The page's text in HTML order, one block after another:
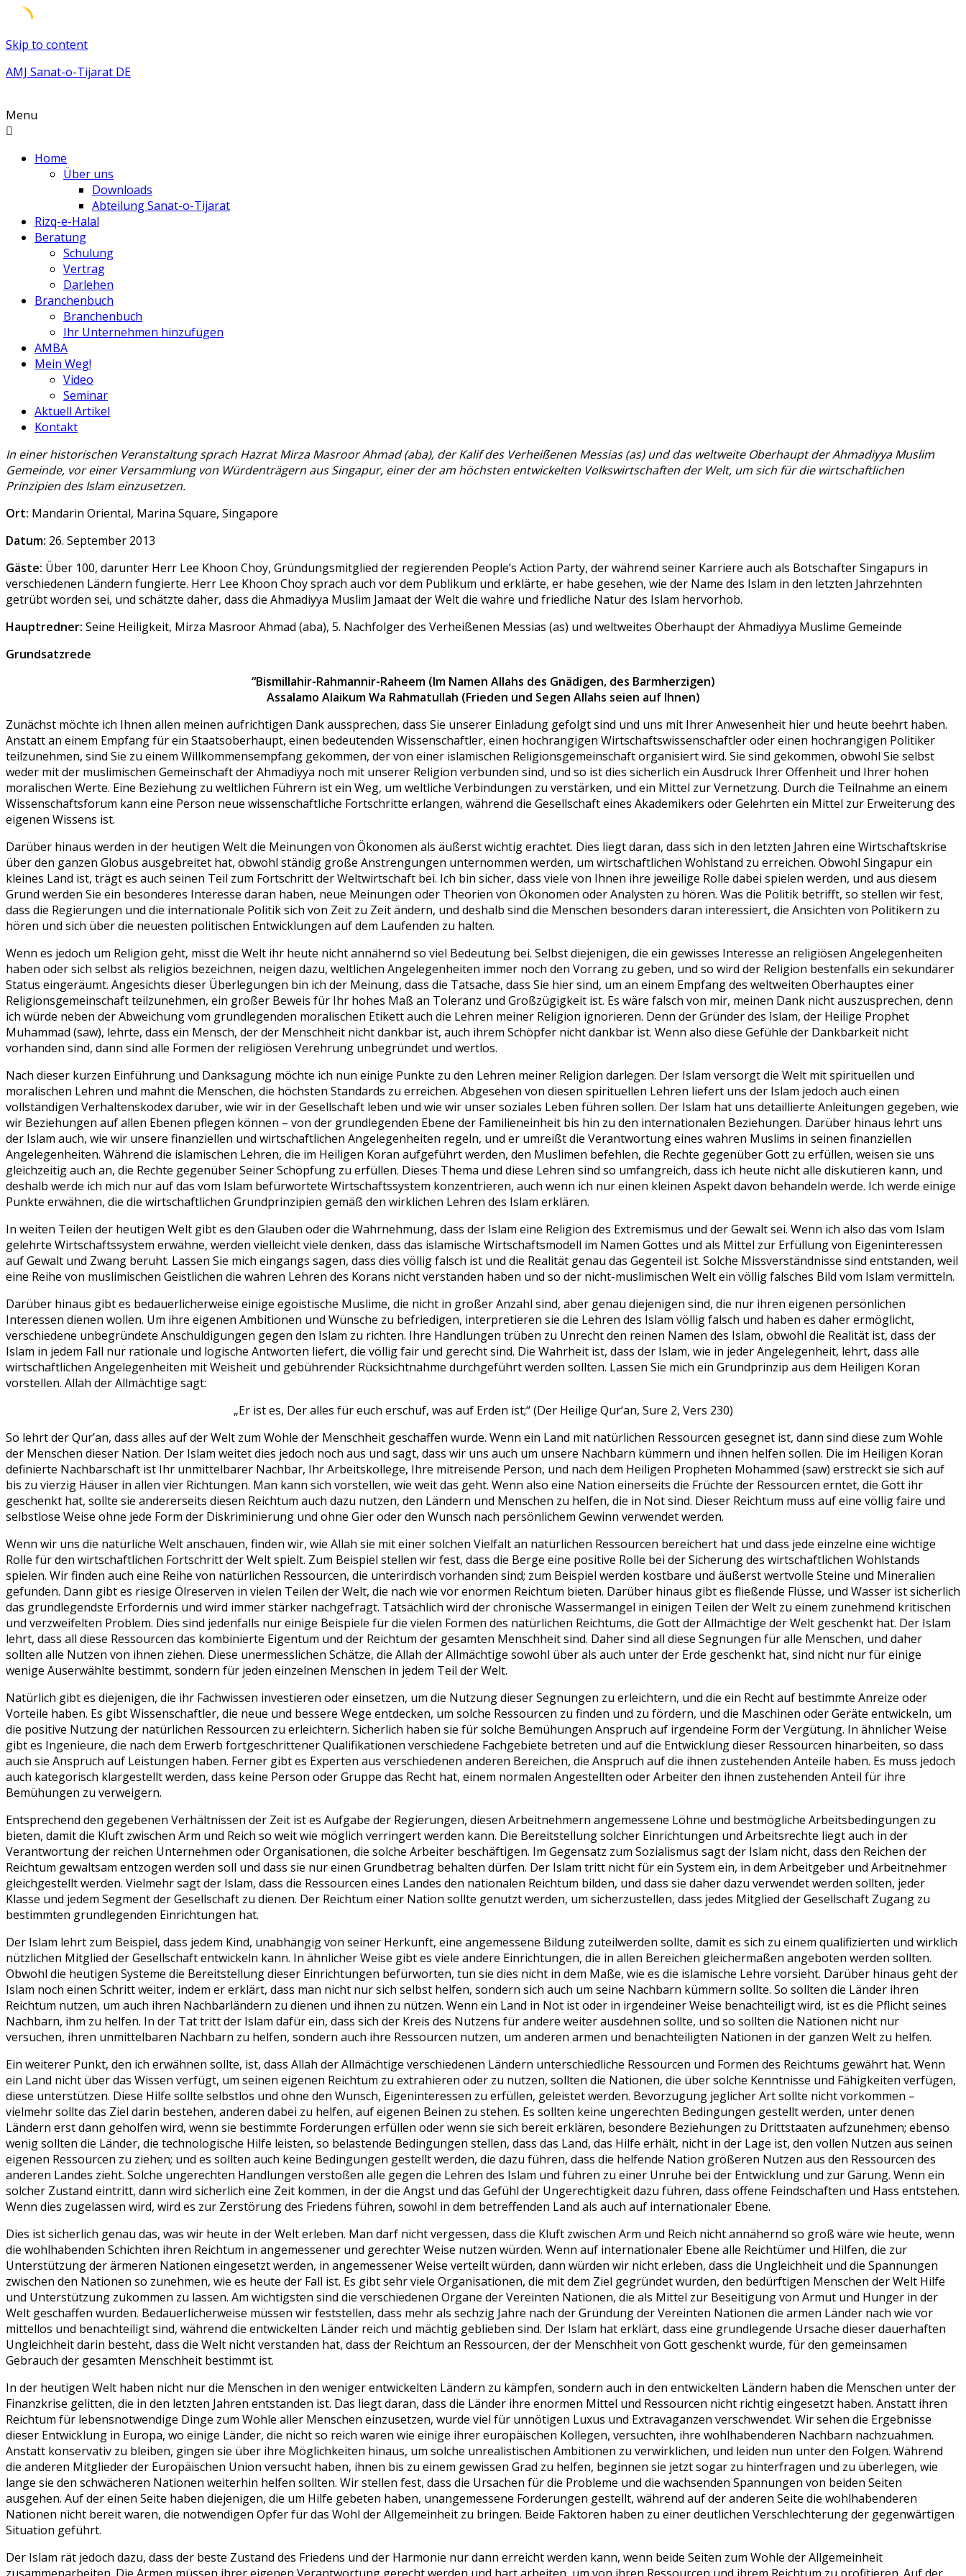
Skip to content
AMJ Sanat-o-Tijarat DE
Menu
Home
Über uns
Downloads
Abteilung Sanat-o-Tijarat
Rizq-e-Halal
Beratung
Schulung
Vertrag
Darlehen
Branchenbuch
Branchenbuch
Ihr Unternehmen hinzufügen
AMBA
Mein Weg!
Video
Seminar
Aktuell Artikel
Kontakt
In einer historischen Veranstaltung sprach Hazrat Mirza Masroor Ahmad (aba), der Kalif des Verheißenen Messias (as) und das weltweite Oberhaupt der Ahmadiyya Muslim
Gemeinde, vor einer Versammlung von Würdenträgern aus Singapur, einer der am höchsten entwickelten Volkswirtschaften der Welt, um sich für die wirtschaftlichen
Prinzipien des Islam einzusetzen.
Ort: Mandarin Oriental, Marina Square, Singapore
Datum: 26. September 2013
Gäste: Über 100, darunter Herr Lee Khoon Choy, Gründungsmitglied der regierenden People’s Action Party, der während seiner Karriere auch als Botschafter Singapurs in
verschiedenen Ländern fungierte. Herr Lee Khoon Choy sprach auch vor dem Publikum und erklärte, er habe gesehen, wie der Name des Islam in den letzten Jahrzehnten
getrübt worden sei, und schätzte daher, dass die Ahmadiyya Muslim Jamaat der Welt die wahre und friedliche Natur des Islam hervorhob.
Hauptredner: Seine Heiligkeit, Mirza Masroor Ahmad (aba), 5. Nachfolger des Verheißenen Messias (as) und weltweites Oberhaupt der Ahmadiyya Muslime Gemeinde
Grundsatzrede
“Bismillahir-Rahmannir-Raheem (Im Namen Allahs des Gnädigen, des Barmherzigen)
Assalamo Alaikum Wa Rahmatullah (Frieden und Segen Allahs seien auf Ihnen)
Zunächst möchte ich Ihnen allen meinen aufrichtigen Dank aussprechen, dass Sie unserer Einladung gefolgt sind und uns mit Ihrer Anwesenheit hier und heute beehrt haben.
Anstatt an einem Empfang für ein Staatsoberhaupt, einen bedeutenden Wissenschaftler, einen hochrangigen Wirtschaftswissenschaftler oder einen hochrangigen Politiker
teilzunehmen, sind Sie zu einem Willkommensempfang gekommen, der von einer islamischen Religionsgemeinschaft organisiert wird. Sie sind gekommen, obwohl Sie selbst
weder mit der muslimischen Gemeinschaft der Ahmadiyya noch mit unserer Religion verbunden sind, und so ist dies sicherlich ein Ausdruck Ihrer Offenheit und Ihrer hohen
moralischen Werte. Eine Beziehung zu weltlichen Führern ist ein Weg, um weltliche Verbindungen zu verstärken, und ein Mittel zur Vernetzung. Durch die Teilnahme an einem
Wissenschaftsforum kann eine Person neue wissenschaftliche Fortschritte erlangen, während die Gesellschaft eines Akademikers oder Gelehrten ein Mittel zur Erweiterung des
eigenen Wissens ist.
Darüber hinaus werden in der heutigen Welt die Meinungen von Ökonomen als äußerst wichtig erachtet. Dies liegt daran, dass sich in den letzten Jahren eine Wirtschaftskrise
über den ganzen Globus ausgebreitet hat, obwohl ständig große Anstrengungen unternommen werden, um wirtschaftlichen Wohlstand zu erreichen. Obwohl Singapur ein
kleines Land ist, trägt es auch seinen Teil zum Fortschritt der Weltwirtschaft bei. Ich bin sicher, dass viele von Ihnen ihre jeweilige Rolle dabei spielen werden, und aus diesem
Grund werden Sie ein besonderes Interesse daran haben, neue Meinungen oder Theorien von Ökonomen oder Analysten zu hören. Was die Politik betrifft, so stellen wir fest,
dass die Regierungen und die internationale Politik sich von Zeit zu Zeit ändern, und deshalb sind die Menschen besonders daran interessiert, die Ansichten von Politikern zu
hören und sich über die neuesten politischen Entwicklungen auf dem Laufenden zu halten.
Wenn es jedoch um Religion geht, misst die Welt ihr heute nicht annähernd so viel Bedeutung bei. Selbst diejenigen, die ein gewisses Interesse an religiösen Angelegenheiten
haben oder sich selbst als religiös bezeichnen, neigen dazu, weltlichen Angelegenheiten immer noch den Vorrang zu geben, und so wird der Religion bestenfalls ein sekundärer
Status eingeräumt. Angesichts dieser Überlegungen bin ich der Meinung, dass die Tatsache, dass Sie hier sind, um an einem Empfang des weltweiten Oberhauptes einer
Religionsgemeinschaft teilzunehmen, ein großer Beweis für Ihr hohes Maß an Toleranz und Großzügigkeit ist. Es wäre falsch von mir, meinen Dank nicht auszusprechen, denn
ich würde neben der Abweichung vom grundlegenden moralischen Etikett auch die Lehren meiner Religion ignorieren. Denn der Gründer des Islam, der Heilige Prophet
Muhammad (saw), lehrte, dass ein Mensch, der der Menschheit nicht dankbar ist, auch ihrem Schöpfer nicht dankbar ist. Wenn also diese Gefühle der Dankbarkeit nicht
vorhanden sind, dann sind alle Formen der religiösen Verehrung unbegründet und wertlos.
Nach dieser kurzen Einführung und Danksagung möchte ich nun einige Punkte zu den Lehren meiner Religion darlegen. Der Islam versorgt die Welt mit spirituellen und
moralischen Lehren und mahnt die Menschen, die höchsten Standards zu erreichen. Abgesehen von diesen spirituellen Lehren liefert uns der Islam jedoch auch einen
vollständigen Verhaltenskodex darüber, wie wir in der Gesellschaft leben und wie wir unser soziales Leben führen sollen. Der Islam hat uns detaillierte Anleitungen gegeben, wie
wir Beziehungen auf allen Ebenen pflegen können – von der grundlegenden Ebene der Familieneinheit bis hin zu den internationalen Beziehungen. Darüber hinaus lehrt uns
der Islam auch, wie wir unsere finanziellen und wirtschaftlichen Angelegenheiten regeln, und er umreißt die Verantwortung eines wahren Muslims in seinen finanziellen
Angelegenheiten. Während die islamischen Lehren, die im Heiligen Koran aufgeführt werden, den Muslimen befehlen, die Rechte gegenüber Gott zu erfüllen, weisen sie uns
gleichzeitig auch an, die Rechte gegenüber Seiner Schöpfung zu erfüllen. Dieses Thema und diese Lehren sind so umfangreich, dass ich heute nicht alle diskutieren kann, und
deshalb werde ich mich nur auf das vom Islam befürwortete Wirtschaftssystem konzentrieren, auch wenn ich nur einen kleinen Aspekt davon behandeln werde. Ich werde einige
Punkte erwähnen, die die wirtschaftlichen Grundprinzipien gemäß den wirklichen Lehren des Islam erklären.
In weiten Teilen der heutigen Welt gibt es den Glauben oder die Wahrnehmung, dass der Islam eine Religion des Extremismus und der Gewalt sei. Wenn ich also das vom Islam
gelehrte Wirtschaftssystem erwähne, werden vielleicht viele denken, dass das islamische Wirtschaftsmodell im Namen Gottes und als Mittel zur Erfüllung von Eigeninteressen
auf Gewalt und Zwang beruht. Lassen Sie mich eingangs sagen, dass dies völlig falsch ist und die Realität genau das Gegenteil ist. Solche Missverständnisse sind entstanden, weil
eine Reihe von muslimischen Geistlichen die wahren Lehren des Korans nicht verstanden haben und so der nicht-muslimischen Welt ein völlig falsches Bild vom Islam vermitteln.
Darüber hinaus gibt es bedauerlicherweise einige egoistische Muslime, die nicht in großer Anzahl sind, aber genau diejenigen sind, die nur ihren eigenen persönlichen
Interessen dienen wollen. Um ihre eigenen Ambitionen und Wünsche zu befriedigen, interpretieren sie die Lehren des Islam völlig falsch und haben es daher ermöglicht,
verschiedene unbegründete Anschuldigungen gegen den Islam zu richten. Ihre Handlungen trüben zu Unrecht den reinen Namen des Islam, obwohl die Realität ist, dass der
Islam in jedem Fall nur rationale und logische Antworten liefert, die völlig fair und gerecht sind. Die Wahrheit ist, dass der Islam, wie in jeder Angelegenheit, lehrt, dass alle
wirtschaftlichen Angelegenheiten mit Weisheit und gebührender Rücksichtnahme durchgeführt werden sollten. Lassen Sie mich ein Grundprinzip aus dem Heiligen Koran
vorstellen. Allah der Allmächtige sagt:
„Er ist es, Der alles für euch erschuf, was auf Erden ist;“ (Der Heilige Qur‘an, Sure 2, Vers 230)
So lehrt der Qur’an, dass alles auf der Welt zum Wohle der Menschheit geschaffen wurde. Wenn ein Land mit natürlichen Ressourcen gesegnet ist, dann sind diese zum Wohle
der Menschen dieser Nation. Der Islam weitet dies jedoch noch aus und sagt, dass wir uns auch um unsere Nachbarn kümmern und ihnen helfen sollen. Die im Heiligen Koran
definierte Nachbarschaft ist Ihr unmittelbarer Nachbar, Ihr Arbeitskollege, Ihre mitreisende Person, und nach dem Heiligen Propheten Mohammed (saw) erstreckt sie sich auf
bis zu vierzig Häuser in allen vier Richtungen. Man kann sich vorstellen, wie weit das geht. Wenn also eine Nation einerseits die Früchte der Ressourcen erntet, die Gott ihr
geschenkt hat, sollte sie andererseits diesen Reichtum auch dazu nutzen, den Ländern und Menschen zu helfen, die in Not sind. Dieser Reichtum muss auf eine völlig faire und
selbstlose Weise ohne jede Form der Diskriminierung und ohne Gier oder den Wunsch nach persönlichem Gewinn verwendet werden.
Wenn wir uns die natürliche Welt anschauen, finden wir, wie Allah sie mit einer solchen Vielfalt an natürlichen Ressourcen bereichert hat und dass jede einzelne eine wichtige
Rolle für den wirtschaftlichen Fortschritt der Welt spielt. Zum Beispiel stellen wir fest, dass die Berge eine positive Rolle bei der Sicherung des wirtschaftlichen Wohlstands
spielen. Wir finden auch eine Reihe von natürlichen Ressourcen, die unterirdisch vorhanden sind; zum Beispiel werden kostbare und äußerst wertvolle Steine und Mineralien
gefunden. Dann gibt es riesige Ölreserven in vielen Teilen der Welt, die nach wie vor enormen Reichtum bieten. Darüber hinaus gibt es fließende Flüsse, und Wasser ist sicherlich
das grundlegendste Erfordernis und wird immer stärker nachgefragt. Tatsächlich wird der chronische Wassermangel in einigen Teilen der Welt zu einem zunehmend kritischen
und verzweifelten Problem. Dies sind jedenfalls nur einige Beispiele für die vielen Formen des natürlichen Reichtums, die Gott der Allmächtige der Welt geschenkt hat. Der Islam
lehrt, dass all diese Ressourcen das kombinierte Eigentum und der Reichtum der gesamten Menschheit sind. Daher sind all diese Segnungen für alle Menschen, und daher
sollten alle Nutzen von ihnen ziehen. Diese unermesslichen Schätze, die Allah der Allmächtige sowohl über als auch unter der Erde geschenkt hat, sind nicht nur für einige
wenige Auserwählte bestimmt, sondern für jeden einzelnen Menschen in jedem Teil der Welt.
Natürlich gibt es diejenigen, die ihr Fachwissen investieren oder einsetzen, um die Nutzung dieser Segnungen zu erleichtern, und die ein Recht auf bestimmte Anreize oder
Vorteile haben. Es gibt Wissenschaftler, die neue und bessere Wege entdecken, um solche Ressourcen zu finden und zu fördern, und die Maschinen oder Geräte entwickeln, um
die positive Nutzung der natürlichen Ressourcen zu erleichtern. Sicherlich haben sie für solche Bemühungen Anspruch auf irgendeine Form der Vergütung. In ähnlicher Weise
gibt es Ingenieure, die nach dem Erwerb fortgeschrittener Qualifikationen verschiedene Fachgebiete betreten und auf die Entwicklung dieser Ressourcen hinarbeiten, so dass
auch sie Anspruch auf Leistungen haben. Ferner gibt es Experten aus verschiedenen anderen Bereichen, die Anspruch auf die ihnen zustehenden Anteile haben. Es muss jedoch
auch kategorisch klargestellt werden, dass keine Person oder Gruppe das Recht hat, einem normalen Angestellten oder Arbeiter den ihnen zustehenden Anteil für ihre
Bemühungen zu verweigern.
Entsprechend den gegebenen Verhältnissen der Zeit ist es Aufgabe der Regierungen, diesen Arbeitnehmern angemessene Löhne und bestmögliche Arbeitsbedingungen zu
bieten, damit die Kluft zwischen Arm und Reich so weit wie möglich verringert werden kann. Die Bereitstellung solcher Einrichtungen und Arbeitsrechte liegt auch in der
Verantwortung der reichen Unternehmen oder Organisationen, die solche Arbeiter beschäftigen. Im Gegensatz zum Sozialismus sagt der Islam nicht, dass den Reichen der
Reichtum gewaltsam entzogen werden soll und dass sie nur einen Grundbetrag behalten dürfen. Der Islam tritt nicht für ein System ein, in dem Arbeitgeber und Arbeitnehmer
gleichgestellt werden. Vielmehr sagt der Islam, dass die Ressourcen eines Landes den nationalen Reichtum bilden, und dass sie daher dazu verwendet werden sollten, jeder
Klasse und jedem Segment der Gesellschaft zu dienen. Der Reichtum einer Nation sollte genutzt werden, um sicherzustellen, dass jedes Mitglied der Gesellschaft Zugang zu
bestimmten grundlegenden Einrichtungen hat.
Der Islam lehrt zum Beispiel, dass jedem Kind, unabhängig von seiner Herkunft, eine angemessene Bildung zuteilwerden sollte, damit es sich zu einem qualifizierten und wirklich
nützlichen Mitglied der Gesellschaft entwickeln kann. In ähnlicher Weise gibt es viele andere Einrichtungen, die in allen Bereichen gleichermaßen angeboten werden sollten.
Obwohl die heutigen Systeme die Bereitstellung dieser Einrichtungen befürworten, tun sie dies nicht in dem Maße, wie es die islamische Lehre vorsieht. Darüber hinaus geht der
Islam noch einen Schritt weiter, indem er erklärt, dass man nicht nur sich selbst helfen, sondern sich auch um seine Nachbarn kümmern sollte. So sollten die Länder ihren
Reichtum nutzen, um auch ihren Nachbarländern zu dienen und ihnen zu nützen. Wenn ein Land in Not ist oder in irgendeiner Weise benachteiligt wird, ist es die Pflicht seines
Nachbarn, ihm zu helfen. In der Tat tritt der Islam dafür ein, dass sich der Kreis des Nutzens für andere weiter ausdehnen sollte, und so sollten die Nationen nicht nur
versuchen, ihren unmittelbaren Nachbarn zu helfen, sondern auch ihre Ressourcen nutzen, um anderen armen und benachteiligten Nationen in der ganzen Welt zu helfen.
Ein weiterer Punkt, den ich erwähnen sollte, ist, dass Allah der Allmächtige verschiedenen Ländern unterschiedliche Ressourcen und Formen des Reichtums gewährt hat. Wenn
ein Land nicht über das Wissen verfügt, um seinen eigenen Reichtum zu extrahieren oder zu nutzen, sollten die Nationen, die über solche Kenntnisse und Fähigkeiten verfügen,
diese unterstützen. Diese Hilfe sollte selbstlos und ohne den Wunsch, Eigeninteressen zu erfüllen, geleistet werden. Bevorzugung jeglicher Art sollte nicht vorkommen –
vielmehr sollte das Ziel darin bestehen, anderen dabei zu helfen, auf eigenen Beinen zu stehen. Es sollten keine ungerechten Bedingungen gestellt werden, unter denen
Ländern erst dann geholfen wird, wenn sie bestimmte Forderungen erfüllen oder wenn sie sich bereit erklären, besondere Beziehungen zu Drittstaaten aufzunehmen; ebenso
wenig sollten die Länder, die technologische Hilfe leisten, so belastende Bedingungen stellen, dass das Land, das Hilfe erhält, nicht in der Lage ist, den vollen Nutzen aus seinen
eigenen Ressourcen zu ziehen; und es sollten auch keine Bedingungen gestellt werden, die dazu führen, dass die helfende Nation größeren Nutzen aus den Ressourcen des
anderen Landes zieht. Solche ungerechten Handlungen verstoßen alle gegen die Lehren des Islam und führen zu einer Unruhe bei der Entwicklung und zur Gärung. Wenn ein
solcher Zustand eintritt, dann wird sicherlich eine Zeit kommen, in der die Angst und das Gefühl der Ungerechtigkeit dazu führen, dass offene Feindschaften und Hass entstehen.
Wenn dies zugelassen wird, wird es zur Zerstörung des Friedens führen, sowohl in dem betreffenden Land als auch auf internationaler Ebene.
Dies ist sicherlich genau das, was wir heute in der Welt erleben. Man darf nicht vergessen, dass die Kluft zwischen Arm und Reich nicht annähernd so groß wäre wie heute, wenn
die wohlhabenden Schichten ihren Reichtum in angemessener und gerechter Weise nutzen würden. Wenn auf internationaler Ebene alle Reichtümer und Hilfen, die zur
Unterstützung der ärmeren Nationen eingesetzt werden, in angemessener Weise verteilt würden, dann würden wir nicht erleben, dass die Ungleichheit und die Spannungen
zwischen den Nationen so zunehmen, wie es heute der Fall ist. Es gibt sehr viele Organisationen, die mit dem Ziel gegründet wurden, den bedürftigen Menschen der Welt Hilfe
und Unterstützung zukommen zu lassen. Am wichtigsten sind die verschiedenen Organe der Vereinten Nationen, die als Mittel zur Beseitigung von Armut und Hunger in der
Welt geschaffen wurden. Bedauerlicherweise müssen wir feststellen, dass mehr als sechzig Jahre nach der Gründung der Vereinten Nationen die armen Länder nach wie vor
mittellos und benachteiligt sind, während die entwickelten Länder reich und mächtig geblieben sind. Der Islam hat erklärt, dass eine grundlegende Ursache dieser dauerhaften
Ungleichheit darin besteht, dass die Welt nicht verstanden hat, dass der Reichtum an Ressourcen, der der Menschheit von Gott geschenkt wurde, für den gemeinsamen
Gebrauch der gesamten Menschheit bestimmt ist.
In der heutigen Welt haben nicht nur die Menschen in den weniger entwickelten Ländern zu kämpfen, sondern auch in den entwickelten Ländern haben die Menschen unter der
Finanzkrise gelitten, die in den letzten Jahren entstanden ist. Das liegt daran, dass die Länder ihre enormen Mittel und Ressourcen nicht richtig eingesetzt haben. Anstatt ihren
Reichtum für lebensnotwendige Dinge zum Wohle aller Menschen einzusetzen, wurde viel für unnötigen Luxus und Extravaganzen verschwendet. Wir sehen die Ergebnisse
dieser Entwicklung in Europa, wo einige Länder, die nicht so reich waren wie einige ihrer europäischen Kollegen, versuchten, ihre wohlhabenderen Nachbarn nachzuahmen.
Anstatt konservativ zu bleiben, gingen sie über ihre Möglichkeiten hinaus, um solche unrealistischen Ambitionen zu verwirklichen, und leiden nun unter den Folgen. Während
die anderen Mitglieder der Europäischen Union versucht haben, ihnen bis zu einem gewissen Grad zu helfen, beginnen sie jetzt sogar zu hinterfragen und zu überlegen, wie
lange sie den schwächeren Nationen weiterhin helfen sollten. Wir stellen fest, dass die Ursachen für die Probleme und die wachsenden Spannungen von beiden Seiten
ausgehen. Auf der einen Seite haben diejenigen, die um Hilfe gebeten haben, unangemessene Forderungen gestellt, während auf der anderen Seite die wohlhabenderen
Nationen nicht bereit waren, die notwendigen Opfer für das Wohl der Allgemeinheit zu bringen. Beide Faktoren haben zu einer deutlichen Verschlechterung der gegenwärtigen
Situation geführt.
Der Islam rät jedoch dazu, dass der beste Zustand des Friedens und der Harmonie nur dann erreicht werden kann, wenn beide Seiten zum Wohle der Allgemeinheit